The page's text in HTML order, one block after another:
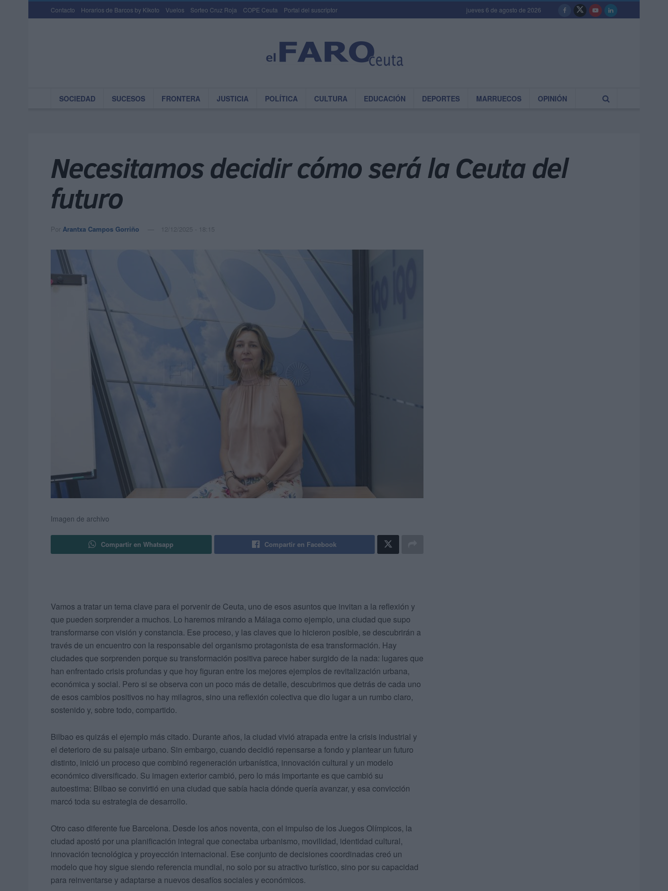
Contacto Horarios de Barcos by Kikoto Vuelos Sorteo Cruz Roja COPE Ceuta Portal del suscriptor jueves 6 de agosto de 2026
SOCIEDAD SUCESOS FRONTERA JUSTICIA POLÍTICA CULTURA EDUCACIÓN DEPORTES MARRUECOS OPINIÓN
Necesitamos decidir cómo será la Ceuta del
futuro
Por Arantxa Campos Gorriño 12/12/2025 - 18:15
Imagen de archivo
Compartir en Whatsapp Compartir en Facebook
Vamos a tratar un tema clave para el porvenir de Ceuta, uno de esos asuntos que invitan a la reflexión y
que pueden sorprender a muchos. Lo haremos mirando a Málaga como ejemplo, una ciudad que supo
transformarse con visión y constancia. Ese proceso, y las claves que lo hicieron posible, se descubrirán a
través de un encuentro con la responsable del organismo protagonista de esa transformación. Hay
ciudades que sorprenden porque su transformación positiva parece haber surgido de la nada: lugares que
han enfrentado crisis profundas y que hoy figuran entre los mejores ejemplos de revitalización urbana,
económica y social. Pero si se observa con un poco más de detalle, descubrimos que detrás de cada uno
de esos cambios positivos no hay milagros, sino una reflexión colectiva que dio lugar a un rumbo claro,
sostenido y, sobre todo, compartido.
Bilbao es quizás el ejemplo más citado. Durante años, la ciudad vivió atrapada entre la crisis industrial y
el deterioro de su paisaje urbano. Sin embargo, cuando decidió repensarse a fondo y plantear un futuro
distinto, inició un proceso que combinó regeneración urbanística, innovación cultural y un modelo
económico diversificado. Su imagen exterior cambió, pero lo más importante es que cambió su
autoestima: Bilbao se convirtió en una ciudad que sabía hacia dónde quería avanzar, y esa convicción
marcó toda su estrategia de desarrollo.
Otro caso diferente fue Barcelona. Desde los años noventa, con el impulso de los Juegos Olímpicos, la
ciudad apostó por una planificación integral que conectaba urbanismo, movilidad, identidad cultural,
innovación tecnológica y proyección internacional. Ese conjunto de decisiones coordinadas creó un
modelo que hoy sigue siendo referencia mundial, no solo por su atractivo turístico, sino por su capacidad
para reinventarse y adaptarse a nuevos desafíos sociales y económicos.